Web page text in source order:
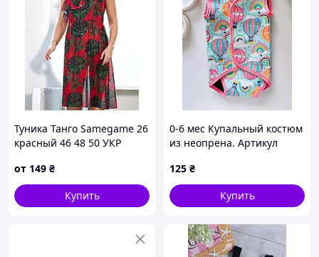
Туника Танго Samegame 26
красный 46 48 50 УКР
от 149 ₴
Купить
0-6 мес Купальный костюм
из неопрена. Артикул
125 ₴
Купить